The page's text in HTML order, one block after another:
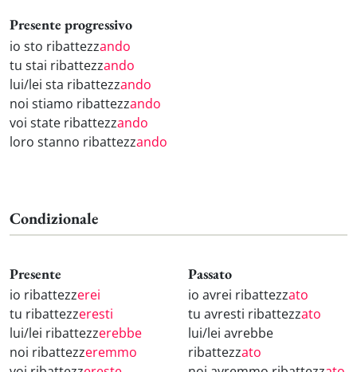
Presente progressivo
io sto ribattezzando
tu stai ribattezzando
lui/lei sta ribattezzando
noi stiamo ribattezzando
voi state ribattezzando
loro stanno ribattezzando
Condizionale
Presente
io ribattezzerei
tu ribattezzeresti
lui/lei ribattezzerebbe
noi ribattezzeremmo
Passato
io avrei ribattezzato
tu avresti ribattezzato
lui/lei avrebbe
ribattezzato